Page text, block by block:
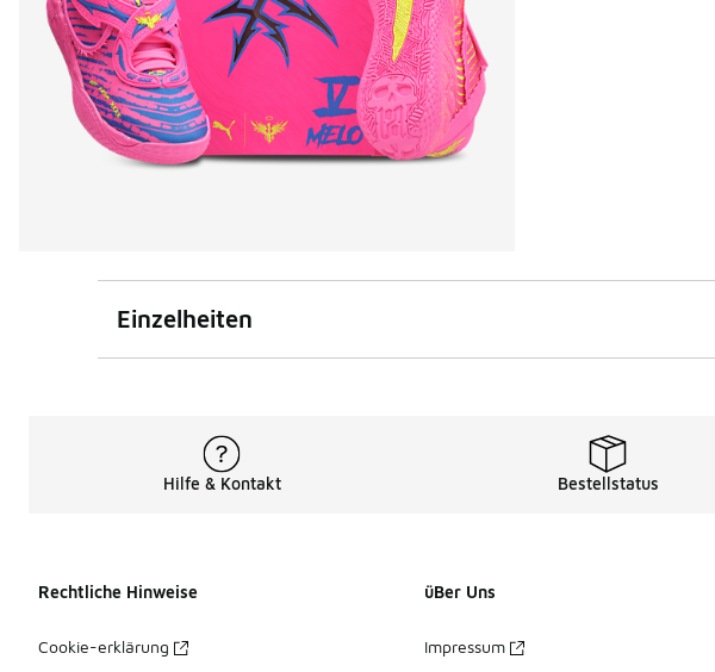
Einzelheiten
Hilfe & Kontakt Bestellstatus
Rechtliche Hinweise
Cookie-erklärung
üBer Uns
Impressum